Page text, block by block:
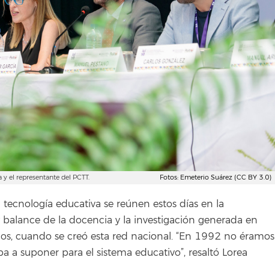
y el representante del PCTT. Fotos: Emeterio Suárez (CC BY 3.0)
educativa se reúnen estos días en la
de la docencia y la investigación generada en
cuando se creó esta red nacional. “En 1992 no éramos
a suponer para el sistema educativo”, resaltó Lorea